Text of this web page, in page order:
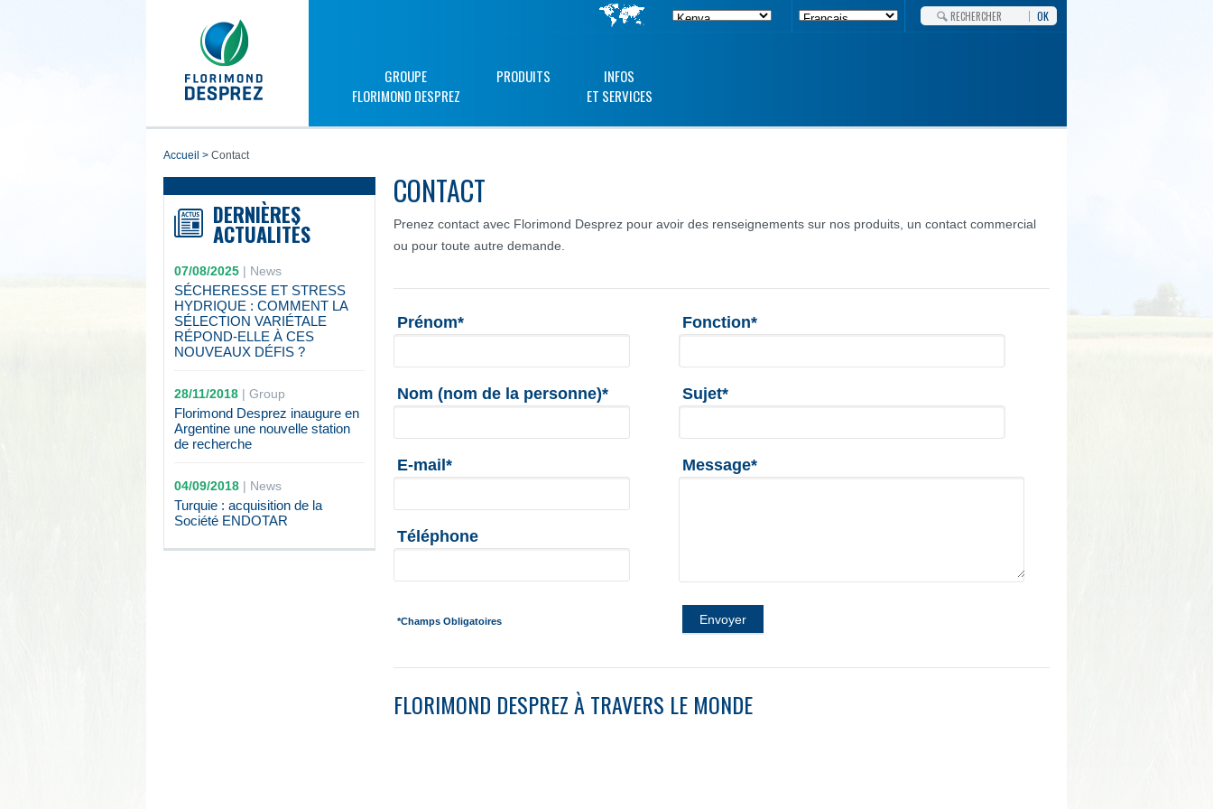
OK
GROUPE
FLORIMOND DESPREZ
PRODUITS
INFOS
ET SERVICES
accueil > Contact
DERNIÈRES
ACTUALITÉS
07/08/2025| News
SÉCHERESSE ET STRESS
HYDRIQUE : COMMENT LA
SÉLECTION VARIÉTALE
RÉPOND-ELLE À CES
NOUVEAUX DÉFIS ?
28/11/2018| Group
Florimond Desprez inaugure en
Argentine une nouvelle station
de recherche
04/09/2018| News
Turquie : acquisition de la
Société ENDOTAR
CONTACT
Prenez contact avec Florimond Desprez pour avoir des renseignements sur nos produits, un contact commercial
ou pour toute autre demande.
Prénom*
Nom (nom de la personne)*
E-mail*
Téléphone
*Champs Obligatoires
Fonction*
Sujet*
Message*
Envoyer
FLORIMOND DESPREZ À TRAVERS LE MONDE